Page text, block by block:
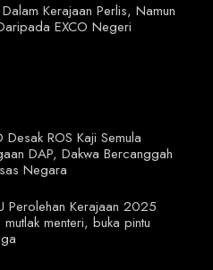
Kerajaan Perlis, Namun
EXCO Negeri
ROS Kaji Semula
DAP, Dakwa Bercanggah
Negara
Perolehan Kerajaan 2025
menteri, buka pintu